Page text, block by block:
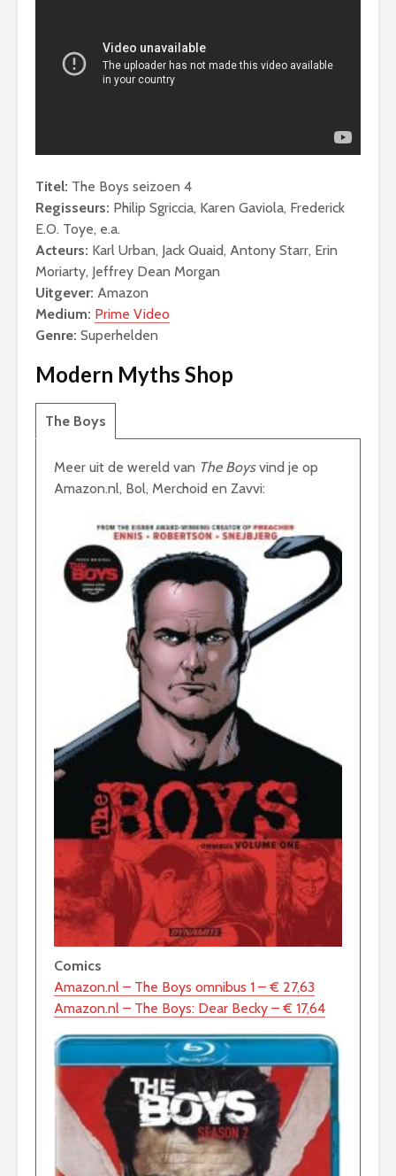
Titel: The Boys seizoen 4
Regisseurs: Philip Sgriccia, Karen Gaviola, Frederick
E.O. Toye, e.a.
Acteurs: Karl Urban, Jack Quaid, Antony Starr, Erin
Moriarty, Jeffrey Dean Morgan
Uitgever: Amazon
Medium: Prime Video
Genre: Superhelden
Modern Myths Shop
The Boys
Meer uit de wereld van The Boysvind je op
Amazon.nl, Bol, Merchoid en Zavvi:
Comics
Amazon.nl – The Boys omnibus 1 – € 27,63
Amazon.nl – The Boys: Dear Becky – € 17,64